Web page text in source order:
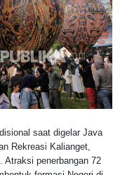
saat digelar Java
Rekreasi Kalianget,
Atraksi penerbangan 72